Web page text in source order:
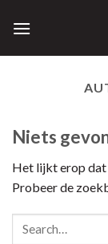
Niets
Het lijkt erop dat
Probeer de